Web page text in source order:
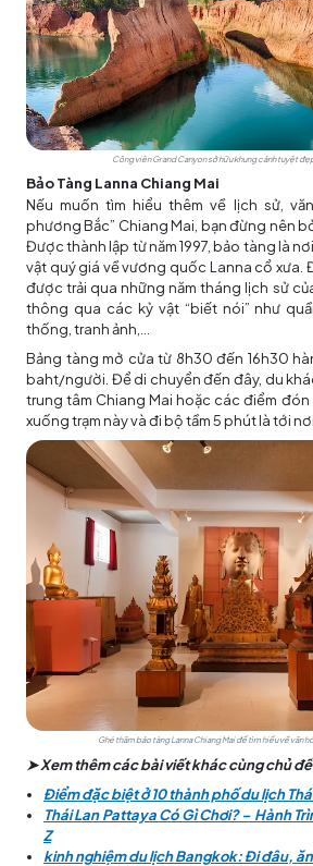
Công viên Grand Canyon sở hữu khung cảnh tuyệt
Bảo Tàng Lanna Chiang Mai
Nếu muốn tìm hiểu thêm về lịch sử,
phương Bắc” Chiang Mai, bạn đừng nên
Được thành lập từ năm 1997, bảo tàng là
vật quý giá về vương quốc Lanna cổ xưa.
được trải qua những năm tháng lịch sử
thông qua các kỷ vật “biết nói” như
thống, tranh ảnh,...
Bảng tàng mở cửa từ 8h30 đến 16h30
baht/người. Để di chuyển đến đây, du
trung tâm Chiang Mai hoặc các điểm đón
xuống trạm này và đi bộ tầm 5 phút là tới nơi.
Ghé thăm bảo tàng Lanna Chiang Mai để tìm hiểu về văn
➤ Xem thêm các bài viết khác cùng chủ
Điểm đặc biệt ở 10 thành phố du lịch
Thái Lan Pattaya Có Gì Chơi? – Hành
Z
kinh nghiệm du lịch Bangkok: Đi đâu,